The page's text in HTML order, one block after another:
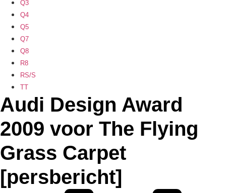
Q3
Q4
Q5
Q7
Q8
R8
RS/S
TT
Audi Design Award
2009 voor The Flying
Grass Carpet
[persbericht]